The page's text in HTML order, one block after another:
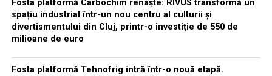
Fosta platformă Carbochim renaște: RIVUS transformă un
spațiu industrial într-un nou centru al culturii și
divertismentului din Cluj, printr-o investiție de 550 de
milioane de euro
Fosta platformă Tehnofrig intră într-o nouă etapă.